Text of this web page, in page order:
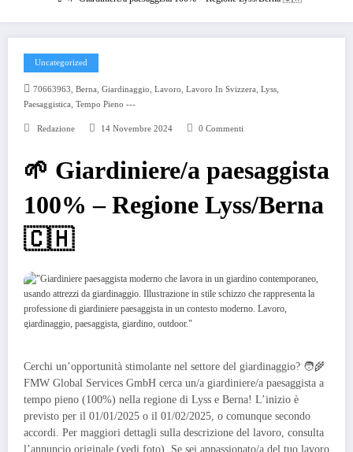
Uncategorized
70663963, Berna, Giardinaggio, Lavoro, Lavoro In Svizzera, Lyss,
Paesaggistica, Tempo Pieno ---
Redazione 14 Novembre 2024 0 Commenti
🌱 Giardiniere/a paesaggista
100% – Regione Lyss/Berna
🇨🇭
Cerchi un’opportunità stimolante nel settore del giardinaggio? 🧑‍🌾
FMW Global Services GmbH cerca un/a giardiniere/a paesaggista a
tempo pieno (100%) nella regione di Lyss e Berna! L’inizio è
previsto per il 01/01/2025 o il 01/02/2025, o comunque secondo
accordi. Per maggiori dettagli sulla descrizione del lavoro, consulta
l’annuncio originale (vedi foto). Se sei appassionato/a del tuo lavoro